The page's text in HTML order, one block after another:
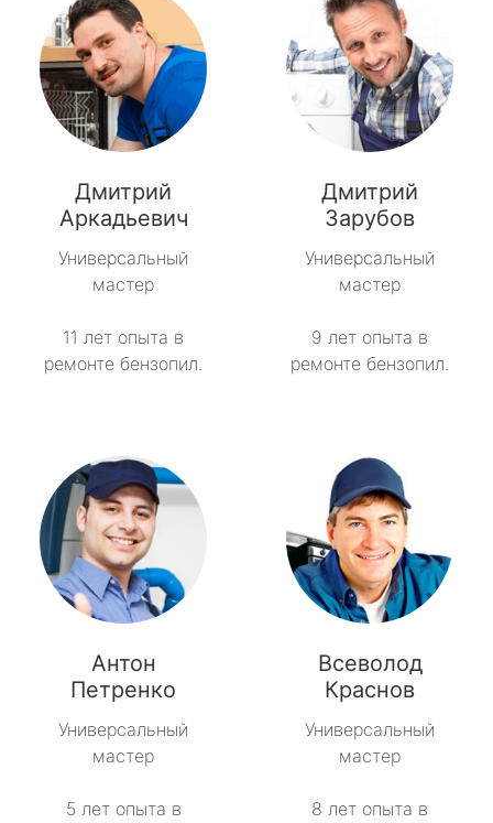
Дмитрий
Аркадьевич
Универсальный
мастер
11 лет опыта в
ремонте бензопил.
Дмитрий
Зарубов
Универсальный
мастер
9 лет опыта в
ремонте бензопил.
Антон
Петренко
Универсальный
мастер
5 лет опыта в
Всеволод
Краснов
Универсальный
мастер
8 лет опыта в